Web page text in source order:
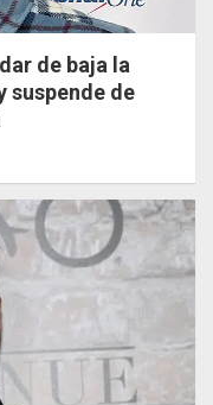
de baja la
suspende de